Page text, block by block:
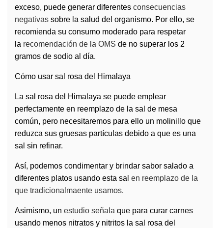
exceso, puede generar diferentes consecuencias
negativas sobre la salud del organismo. Por ello, se
recomienda su consumo moderado para respetar
la recomendación de la OMS de no superar los 2
gramos de sodio al día.
Cómo usar sal rosa del Himalaya
La sal rosa del Himalaya se puede emplear
perfectamente en reemplazo de la sal de mesa
común, pero necesitaremos para ello un molinillo que
reduzca sus gruesas partículas debido a que es una
sal sin refinar.
Así, podemos condimentar y brindar sabor salado a
diferentes platos usando esta sal en reemplazo de la
que tradicionalmaente usamos.
Asimismo, un estudio señala que para curar carnes
usando menos nitratos y nitritos la sal rosa del